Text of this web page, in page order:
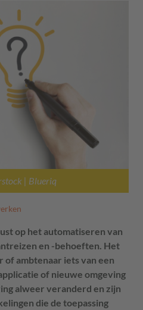
| Blueriq
op het automatiseren van
en -behoeften. Het
ambtenaar iets van een
of nieuwe omgeving
alweer veranderd en zijn
die de toepassing